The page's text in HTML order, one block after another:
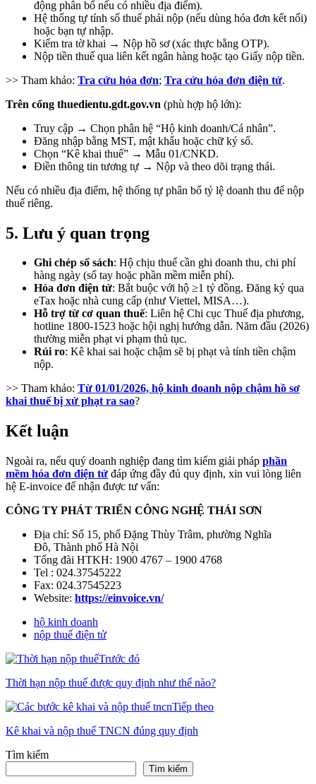
động phân bổ nếu có nhiều địa điểm).
Hệ thống tự tính số thuế phải nộp (nếu dùng hóa đơn kết nối)
hoặc bạn tự nhập.
Kiểm tra tờ khai → Nộp hồ sơ (xác thực bằng OTP).
Nộp tiền thuế qua liên kết ngân hàng hoặc tạo Giấy nộp tiền.
>> Tham khảo: Tra cứu hóa đơn; Tra cứu hóa đơn điện tử.
Trên cổng thuedientu.gdt.gov.vn (phù hợp hộ lớn):
Truy cập → Chọn phân hệ “Hộ kinh doanh/Cá nhân”.
Đăng nhập bằng MST, mật khẩu hoặc chữ ký số.
Chọn “Kê khai thuế” → Mẫu 01/CNKD.
Điền thông tin tương tự → Nộp và theo dõi trạng thái.
Nếu có nhiều địa điểm, hệ thống tự phân bổ tỷ lệ doanh thu để nộp
thuế riêng.
5. Lưu ý quan trọng
Ghi chép sổ sách: Hộ chịu thuế cần ghi doanh thu, chi phí
hàng ngày (sổ tay hoặc phần mềm miễn phí).
Hóa đơn điện tử: Bắt buộc với hộ ≥1 tỷ đồng. Đăng ký qua
eTax hoặc nhà cung cấp (như Viettel, MISA…).
Hỗ trợ từ cơ quan thuế: Liên hệ Chi cục Thuế địa phương,
hotline 1800-1523 hoặc hội nghị hướng dẫn. Năm đầu (2026)
thường miễn phạt vi phạm thủ tục.
Rủi ro: Kê khai sai hoặc chậm sẽ bị phạt và tính tiền chậm
nộp.
>> Tham khảo: Từ 01/01/2026, hộ kinh doanh nộp chậm hồ sơ
khai thuế bị xử phạt ra sao?
Kết luận
Ngoài ra, nếu quý doanh nghiệp đang tìm kiếm giải pháp phần
mềm hóa đơn điện tử đáp ứng đầy đủ quy định, xin vui lòng liên
hệ E-invoice để nhận được tư vấn:
CÔNG TY PHÁT TRIỂN CÔNG NGHỆ THÁI SƠN
Địa chỉ: Số 15, phố Đặng Thùy Trâm, phường Nghĩa
Đô, Thành phố Hà Nội
Tổng đài HTKH: 1900 4767 – 1900 4768
Tel : 024.37545222
Fax: 024.37545223
Website: https://einvoice.vn/
hộ kinh doanh
nộp thuế điện tử
Trước đó
Thời hạn nộp thuế được quy định như thế nào?
Tiếp theo
Kê khai và nộp thuế TNCN đúng quy định
Tìm kiếm
Tìm kiếm